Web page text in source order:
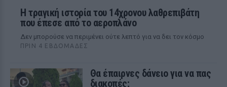
Η τραγική ιστορία του 14χρονου λαθρεπιβάτη
που έπεσε από το αεροπλάνο
Δεν μπορούσε να περιμένει ούτε λεπτό για να δει τον κόσμο
ΠΡΙΝ 4 ΕΒΔΟΜΆΔΕΣ
Θα έπαιρνες δάνειο για να πας
διακοπές;